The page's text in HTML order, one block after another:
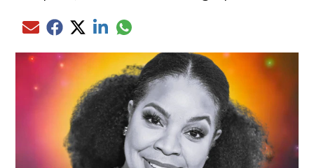
Compartir el artículo actual mediante Email
Compartir el artículo actual mediante Facebook
Compartir el artículo actual mediante Twitter
Compartir el artículo actual mediante LinkedIn
Compartir el artículo actual mediante